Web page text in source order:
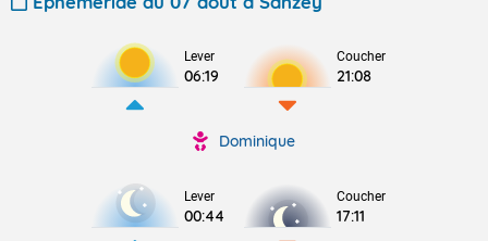
Lever
06:19
Coucher
21:08
Dominique
Lever
00:44
Coucher
17:11